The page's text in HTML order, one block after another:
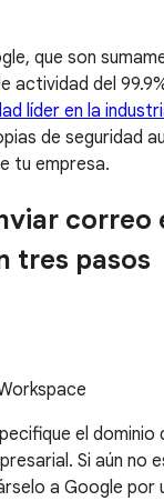
que son
actividad del
líder en la
de seguridad
tu empresa.
tres pasos
el dominio
Si aún no
a Google por